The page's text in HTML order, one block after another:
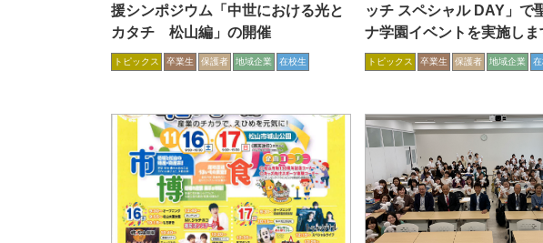
援シンポジウム「中世における光と
カタチ 松山編」の開催
トピックス 卒業生 保護者 地域企業 在校生
ッチ スペシャル DAY」で
ナ学園イベントを実施しま
トピックス 卒業生 保護者 地域企業